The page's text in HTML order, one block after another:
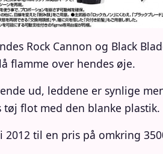
Rock Cannon og Black
flamme over hendes øje.
ud, leddene er synlige
tøj flot med den blanke plastik.
til en pris på omkring